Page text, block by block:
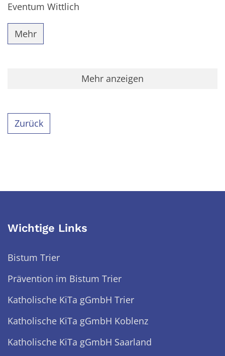
Eventum Wittlich
Mehr
Mehr anzeigen
Zurück
Wichtige Links
Bistum Trier
Prävention im Bistum Trier
Katholische KiTa gGmbH Trier
Katholische KiTa gGmbH Koblenz
Katholische KiTa gGmbH Saarland